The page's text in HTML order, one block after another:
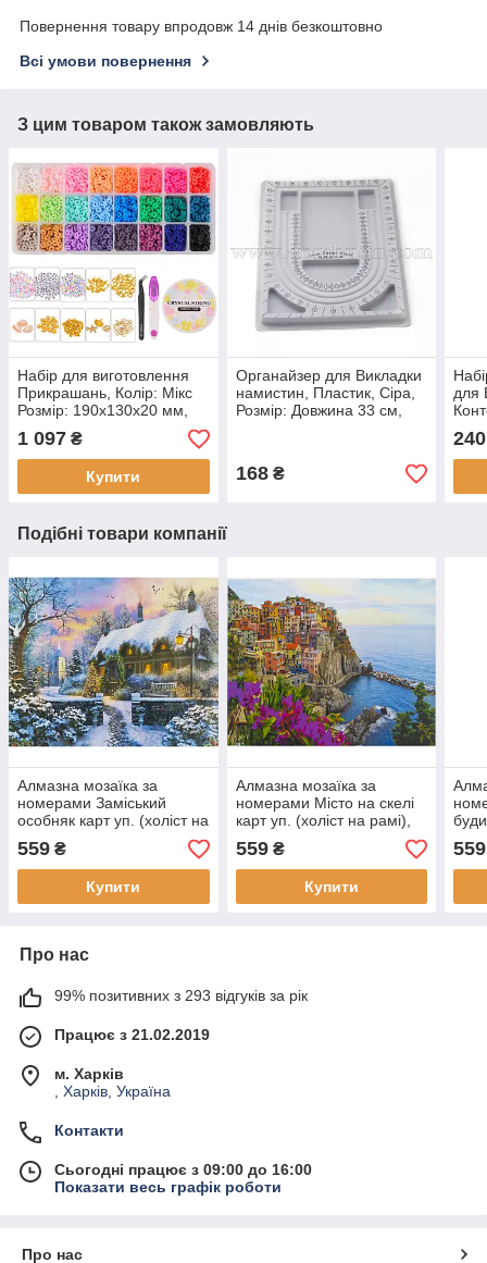
Повернення товару впродовж 14 днів безкоштовно
Всі умови повернення
З цим товаром також замовляють
Набір для виготовлення
Прикрашань, Колір: Мікс
Розмір: 190х130х20 мм,
приблизно 3960 шт. (1
набір)
1 097 ₴
Купити
Органайзер для Викладки
намистин, Пластик, Сіра,
Розмір: Довжина 33 см,
168₴
для
240
Подібні товари компанії
Алмазна мозаїка за
номерами Заміський
особняк карт уп. (холіст на
рамі), стрази. 30*40 см, (1
шт)
559 ₴
Купити
Алмазна мозаїка за
номерами Місто на скелі
карт уп. (холіст на рамі),
559₴
Купити
(1
559
Про нас
99% позитивних з 293 відгуків за рік
Працює з 21.02.2019
м. Харків
, Харків, Україна
Контакти
Сьогодні працює з 09:00 до 16:00
Показати весь графік роботи
Про нас